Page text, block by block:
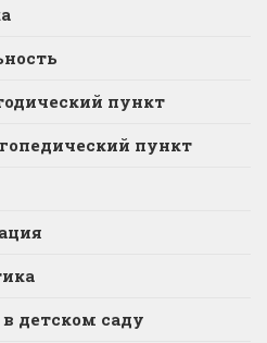
пункт
пункт
в детском саду